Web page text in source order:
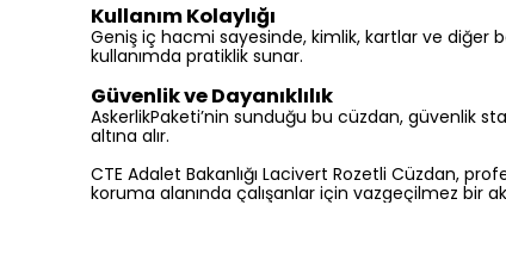
Kullanım Kolaylığı
Geniş iç hacmi sayesinde, kimlik, kartlar ve diğer
kullanımda pratiklik sunar.
Güvenlik ve Dayanıklılık
AskerlikPaketi’nin sunduğu bu cüzdan, güvenlik
altına alır.
CTE Adalet Bakanlığı Lacivert Rozetli Cüzdan,
koruma alanında çalışanlar için vazgeçilmez bir